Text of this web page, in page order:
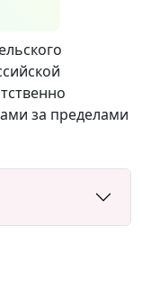
за пределами